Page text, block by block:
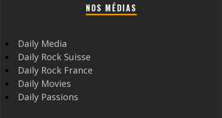
NOS MÉDIAS
Daily Media
Daily Rock Suisse
Daily Rock France
Daily Movies
Daily Passions